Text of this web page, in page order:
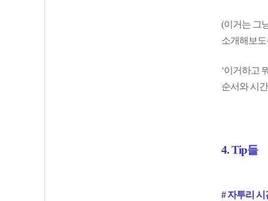
(이거는 그
소개해보
‘이거하고
순서와 시
4. Tip들
# 자투리